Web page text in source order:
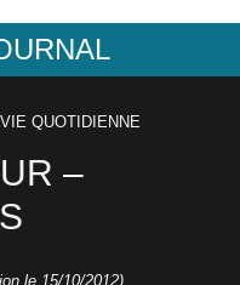
VIE QUOTIDIENNE
–
le 15/10/2012)